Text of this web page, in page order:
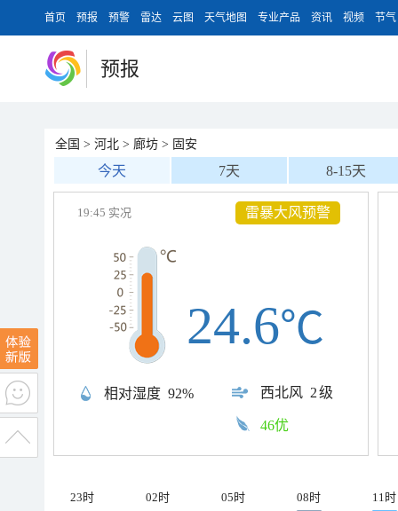
首页 预报 预警 雷达 云图 天气地图 专业产品 资讯 视频 节气
预报
全国 > 河北 > 廊坊 > 固安
今天 7天 8-15天
雷暴大风预警
19:45 实况
相对湿度 92% 西北风 2级
24.6℃
46优
23时 02时 05时 08时 11时